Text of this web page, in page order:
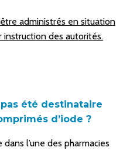
administrés en situation
des autorités.
été destinataire
d’iode ?
l’une des pharmacies